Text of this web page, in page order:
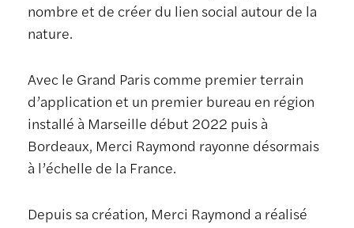
nombre et de créer du lien social autour de la
nature.
Avec le Grand Paris comme premier terrain
d’application et un premier bureau en région
installé à Marseille début 2022 puis à
Bordeaux, Merci Raymond rayonne désormais
à l’échelle de la France.
Depuis sa création, Merci Raymond a réalisé